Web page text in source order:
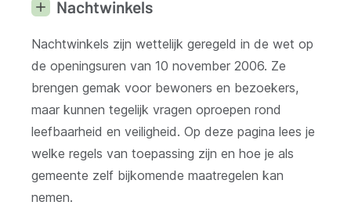
Nachtwinkels
Nachtwinkels zijn wettelijk geregeld in de wet op
de openingsuren van 10 november 2006. Ze
brengen gemak voor bewoners en bezoekers,
maar kunnen tegelijk vragen oproepen rond
leefbaarheid en veiligheid. Op deze pagina lees je
welke regels van toepassing zijn en hoe je als
gemeente zelf bijkomende maatregelen kan
nemen.